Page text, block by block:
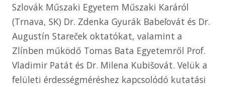
Szlovák Műszaki Egyetem Műszaki Karáról
(Trnava, SK) Dr. Zdenka Gyurák Babeľovát és Dr.
Augustín Stareček oktatókat, valamint a
Zlínben működő Tomas Bata Egyetemről Prof.
Vladimir Patát és Dr. Milena Kubišovát. Velük a
felületi érdességméréshez kapcsolódó kutatási